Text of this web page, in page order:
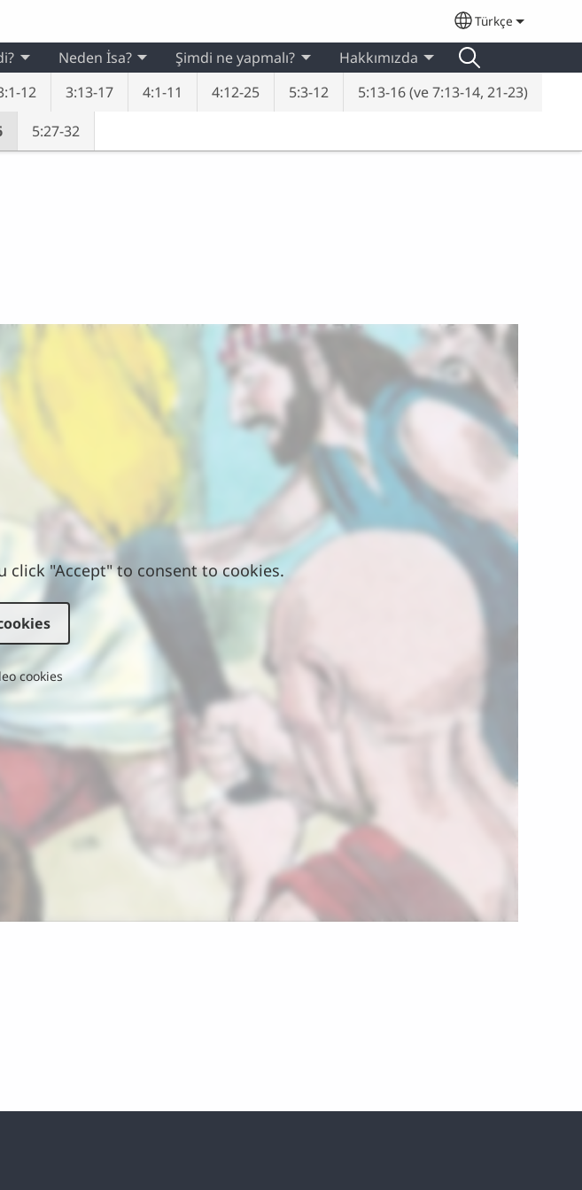
Select your
Türkçe
12 3:13-17 4:1-11 4:12-25 5:3-12
5:13-16 (ve 7:13-14, 21-23)
5:27-32
Neden İsa? Şimdi ne yapmalı? Hakkımızda
click "Accept" to consent to cookies.
cookies